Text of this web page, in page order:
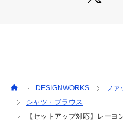
グレー モデル：H186 B89
DESIGNWORKS ファ
シャツ・ブラウス
【セットアップ対応】レー